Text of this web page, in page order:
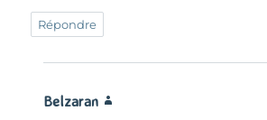
Répondre
Belzaran